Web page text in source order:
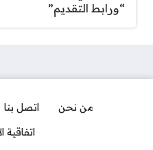
“ورابط التقديم”
من نحن اتصل بنا
اتفاقية